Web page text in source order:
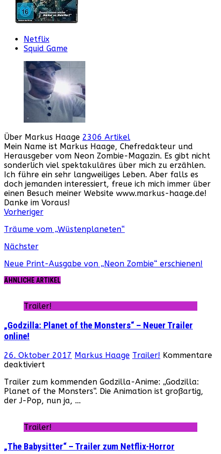
Netflix
Squid Game
Über Markus Haage 2306 Artikel
Mein Name ist Markus Haage, Chefredakteur und
Herausgeber vom Neon Zombie-Magazin. Es gibt nicht
sonderlich viel spektakuläres über mich zu erzählen.
Ich führe ein sehr langweiliges Leben. Aber falls es
doch jemanden interessiert, freue ich mich immer über
einen Besuch meiner Website www.markus-haage.de!
Danke im Voraus!
Webseite
Facebook
Instagram
YouTube
Vorheriger
Träume vom „Wüstenplaneten“
Nächster
Neue Print-Ausgabe von „Neon Zombie“ erschienen!
ÄHNLICHE ARTIKEL
Trailer!
„Godzilla: Planet of the Monsters“ – Neuer Trailer
online!
26. Oktober 2017 Markus Haage Trailer! Kommentare
deaktiviertfür
Planet
of
the
–
Neuer
online!
Trailer zum kommenden Godzilla-Anime: „Godzilla:
Planet of the Monsters“. Die Animation ist großartig,
der J-Pop, nun ja, …
Trailer!
„The Babysitter“ – Trailer zum Netflix-Horror